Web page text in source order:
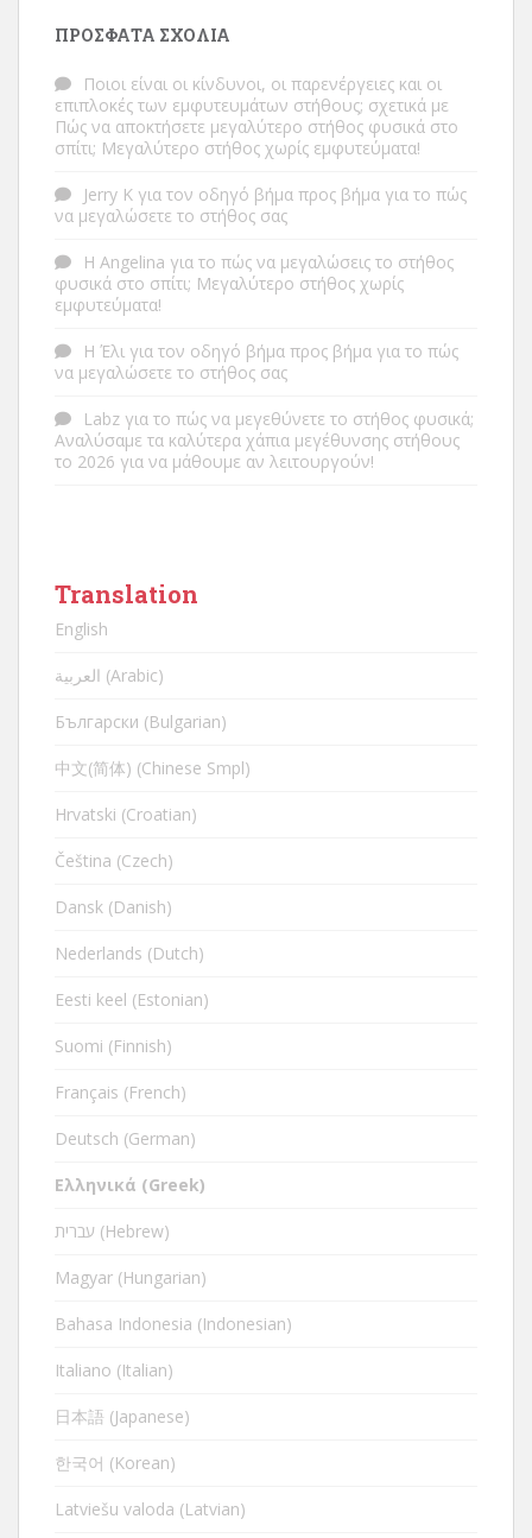
ΠΡΌΣΦΑΤΑ ΣΧΌΛΙΑ
Ποιοι είναι οι κίνδυνοι, οι παρενέργειες και οι
επιπλοκές των εμφυτευμάτων στήθους; σχετικά με
Πώς να αποκτήσετε μεγαλύτερο στήθος φυσικά στο
σπίτι; Μεγαλύτερο στήθος χωρίς εμφυτεύματα!
Jerry K για τον οδηγό βήμα προς βήμα για το πώς
να μεγαλώσετε το στήθος σας
Η Angelina για το πώς να μεγαλώσεις το στήθος
φυσικά στο σπίτι; Μεγαλύτερο στήθος χωρίς
εμφυτεύματα!
Η Έλι για τον οδηγό βήμα προς βήμα για το πώς
να μεγαλώσετε το στήθος σας
Labz για το πώς να μεγεθύνετε το στήθος φυσικά;
Αναλύσαμε τα καλύτερα χάπια μεγέθυνσης στήθους
το 2026 για να μάθουμε αν λειτουργούν!
Translation
English
العربية (Arabic)
Български (Bulgarian)
中文(简体) (Chinese Smpl)
Hrvatski (Croatian)
Čeština (Czech)
Dansk (Danish)
Nederlands (Dutch)
Eesti keel (Estonian)
Suomi (Finnish)
Français (French)
Deutsch (German)
Ελληνικά (Greek)
עברית (Hebrew)
Magyar (Hungarian)
Bahasa Indonesia (Indonesian)
Italiano (Italian)
日本語 (Japanese)
한국어 (Korean)
Latviešu valoda (Latvian)